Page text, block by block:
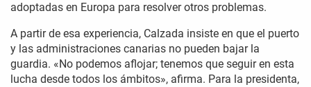
adoptadas en Europa para resolver otros problemas.
A partir de esa experiencia, Calzada insiste en que el puerto
y las administraciones canarias no pueden bajar la
guardia. «No podemos aflojar; tenemos que seguir en esta
lucha desde todos los ámbitos», afirma. Para la presidenta,